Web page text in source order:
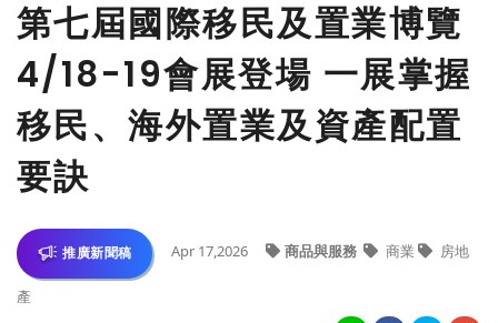
第七屆國際移民及置業博覽
4/18-19會展登場 一展掌握
移民、海外置業及資產配置
要訣
推廣新聞稿 Apr 17,2026 商品與服務 商業 房地
產